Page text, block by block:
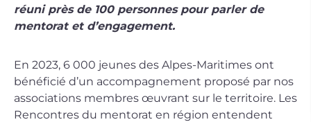
réuni près de 100 personnes pour parler de
mentorat et d’engagement.
En 2023, 6 000 jeunes des Alpes-Maritimes ont
bénéficié d’un accompagnement proposé par nos
associations membres œuvrant sur le territoire. Les
Rencontres du mentorat en région entendent